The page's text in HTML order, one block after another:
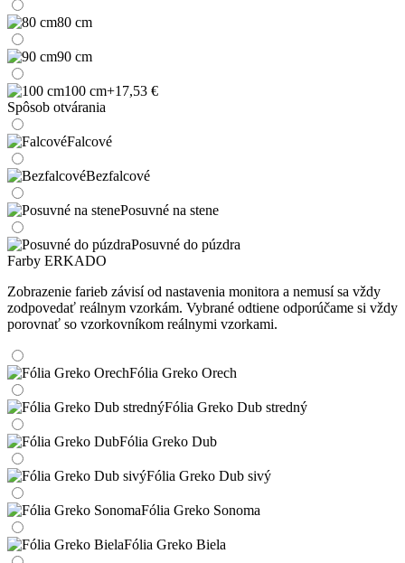
80 cm
90 cm
100 cm+17,53 €
Spôsob otvárania
Falcové
Bezfalcové
Posuvné na stene
Posuvné do púzdra
Farby ERKADO
Zobrazenie farieb závisí od nastavenia monitora a nemusí sa vždy
zodpovedať reálnym vzorkám. Vybrané odtiene odporúčame si vždy
porovnať so vzorkovníkom reálnymi vzorkami.
Fólia Greko Orech
Fólia Greko Dub stredný
Fólia Greko Dub
Fólia Greko Dub sivý
Fólia Greko Sonoma
Fólia Greko Biela